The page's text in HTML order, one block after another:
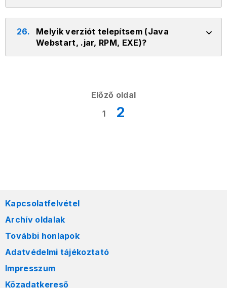
26.
Melyik verziót telepítsem (Java
Webstart, .jar, RPM, EXE)?
Előző oldal
1
2
Kapcsolatfelvétel
Archív oldalak
További honlapok
Adatvédelmi tájékoztató
Impresszum
Közadatkereső